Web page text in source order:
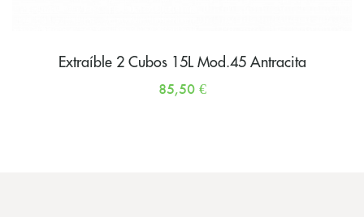
Extraíble 2 Cubos 15L Mod.45 Antracita
85,50 €